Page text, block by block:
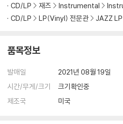
CD/LP 재즈 Instrumental
CD/LP
LP(Vinyl) 전문관 JAZZ LP
품목정보
발매일
2021년 08월 19일
시간/무게/크기
크기확인중
제조국
미국